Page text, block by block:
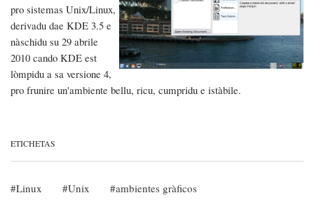
pro sistemas Unix/Linux,
derivadu dae KDE 3.5 e
nàschidu su 29 abrile
2010 cando KDE est
lòmpidu a sa versione 4,
pro frunire un'ambiente bellu, ricu, cumpridu e istàbile.
ETICHETAS
Linux Unix ambientes gràficos